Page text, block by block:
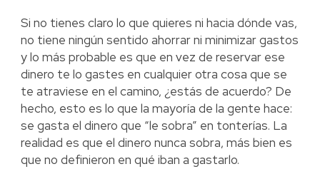
Si no tienes claro lo que quieres ni hacia dónde vas,
no tiene ningún sentido ahorrar ni minimizar gastos
y lo más probable es que en vez de reservar ese
dinero te lo gastes en cualquier otra cosa que se
te atraviese en el camino, ¿estás de acuerdo? De
hecho, esto es lo que la mayoría de la gente hace:
se gasta el dinero que “le sobra” en tonterías. La
realidad es que el dinero nunca sobra, más bien es
que no definieron en qué iban a gastarlo.